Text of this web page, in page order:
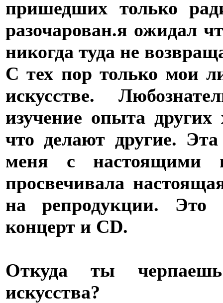
пришедших только
разочарован.я ожидал
никогда туда не
С тех пор только мои
искусстве.
изучение опыта
что делают другие. Эта
меня с настоящими
просвечивала
на репродукции. Это
концерт и CD.
Откуда ты
искусства?